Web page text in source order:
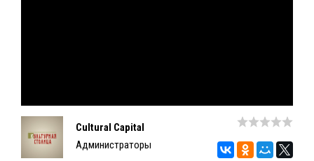
Cultural Capital
Администраторы